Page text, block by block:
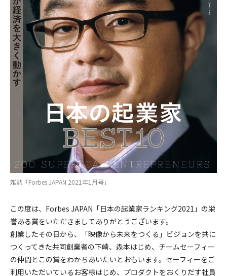
雑誌「Forbes JAPAN 2021年1月号」
この度は、Forbes JAPAN「日本の起業家ランキング2021」の栄
誉ある賞をいただきましてありがとうございます。
創業したその日から、「映像から未来をつくる」ビジョンを共に
つくってきた共同創業者の下崎、森本はじめ、チームセーフィー
の仲間とこの賞をわかちあいたいとおもいます。セーフィーをご
利用いただいているお客様はじめ、プロダクトをおくりだす社員